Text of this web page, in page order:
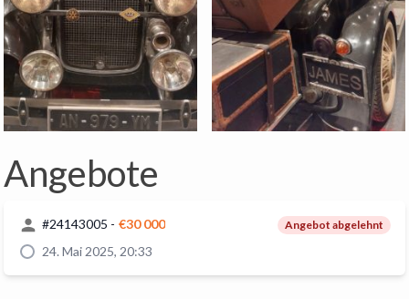
Angebote
#24143005 - €30 000 Angebot abgelehnt
24. Mai 2025, 20:33